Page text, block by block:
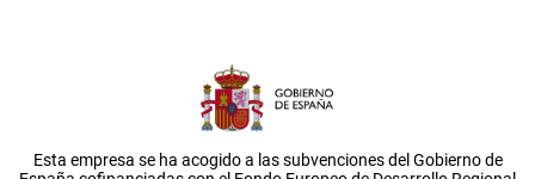
Esta empresa se ha acogido a las subvenciones del Gobierno de